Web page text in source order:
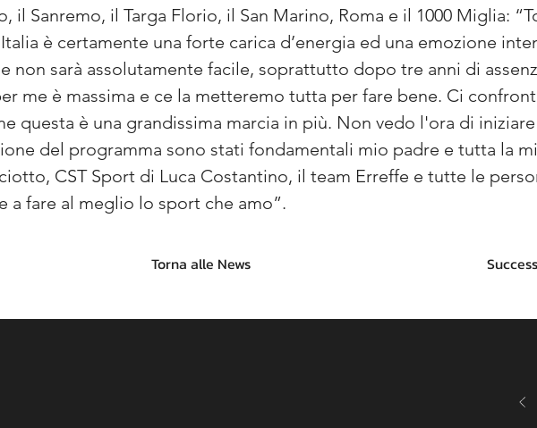
il Sanremo, il Targa Florio, il San Marino, Roma e il 1000 Miglia:
è certamente una forte carica d’energia ed una emozione
non sarà assolutamente facile, soprattutto dopo tre anni di
me è massima e ce la metteremo tutta per fare bene. Ci
questa è una grandissima marcia in più. Non vedo l'ora di
del programma sono stati fondamentali mio padre e tutta la
CST Sport di Luca Costantino, il team Erreffe e tutte le
fare al meglio lo sport che amo”.
Torna alle News